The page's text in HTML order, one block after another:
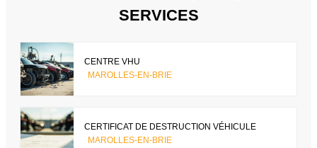
SERVICES
CENTRE VHU
MAROLLES-EN-BRIE
CERTIFICAT DE DESTRUCTION VÉHICULE
MAROLLES-EN-BRIE